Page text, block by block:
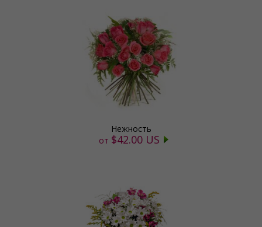
Нежность
от $42.00 US